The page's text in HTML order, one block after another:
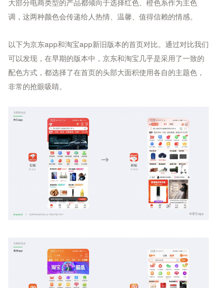
调，这两种颜色会传递给人热情、温馨、值得信赖的情感。
以下为京东app和淘宝app新旧版本的首页对比。通过对比我们
可以发现，在早期的版本中，京东和淘宝几乎是采用了一致的
配色方式，都选择了在首页的头部大面积使用各自的主题色，
非常的抢眼吸睛。